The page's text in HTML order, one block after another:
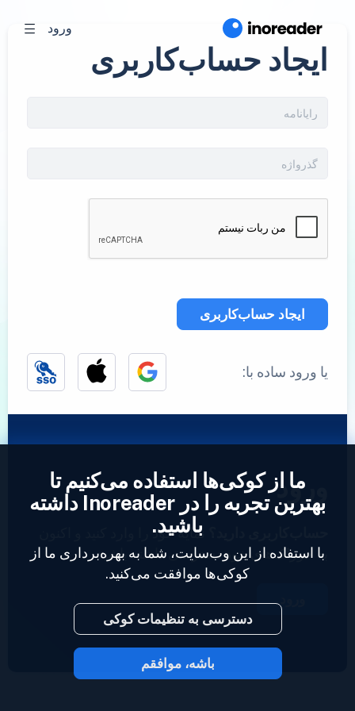
ورود
ایجاد حساب‌کاربری
ایجاد حساب‌کاربری
یا ورود ساده با:
ورود
نمایه خود را وارد کنید و اکنون
به خوراک‌های خود دسترسی داشته باشید.
2023 © Inoreader
ما از کوکی‌ها استفاده می‌کنیم تا
بهترین تجربه را در Inoreader داشته
باشید.
با استفاده از این وب‌سایت، شما به بهره‌برداری ما از
کوکی‌ها موافقت می‌کنید.
دسترسی به تنظیمات کوکی
باشه، موافقم